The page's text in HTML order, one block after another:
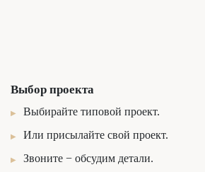
Выбор проекта
Выбирайте типовой проект.
Или присылайте свой проект.
Звоните − обсудим детали.